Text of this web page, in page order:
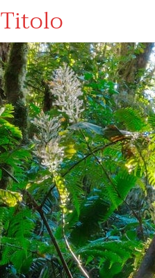
Titolo